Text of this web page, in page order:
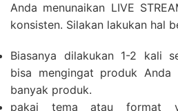
Anda menunaikan LIVE
konsisten. Silakan lakukan hal
Biasanya dilakukan 1-2 kali
bisa mengingat produk Anda
banyak produk.
pakai tema atau format